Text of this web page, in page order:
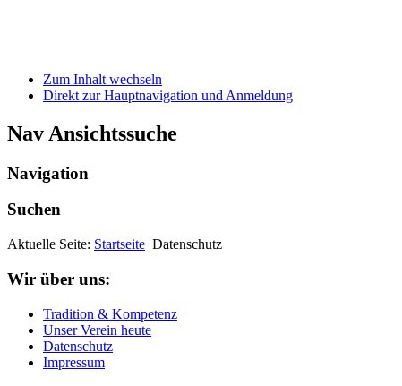
Zum Inhalt wechseln
Direkt zur Hauptnavigation und Anmeldung
Nav Ansichtssuche
Navigation
Suchen
Aktuelle Seite: Startseite Datenschutz
Wir über uns:
Tradition & Kompetenz
Unser Verein heute
Datenschutz
Impressum